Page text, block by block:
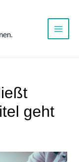
Main
geht